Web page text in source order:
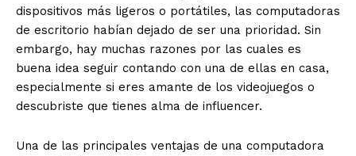
dispositivos más ligeros o portátiles, las computadoras
de escritorio habían dejado de ser una prioridad. Sin
embargo, hay muchas razones por las cuales es
buena idea seguir contando con una de ellas en casa,
especialmente si eres amante de los videojuegos o
descubriste que tienes alma de influencer.
Una de las principales ventajas de una computadora